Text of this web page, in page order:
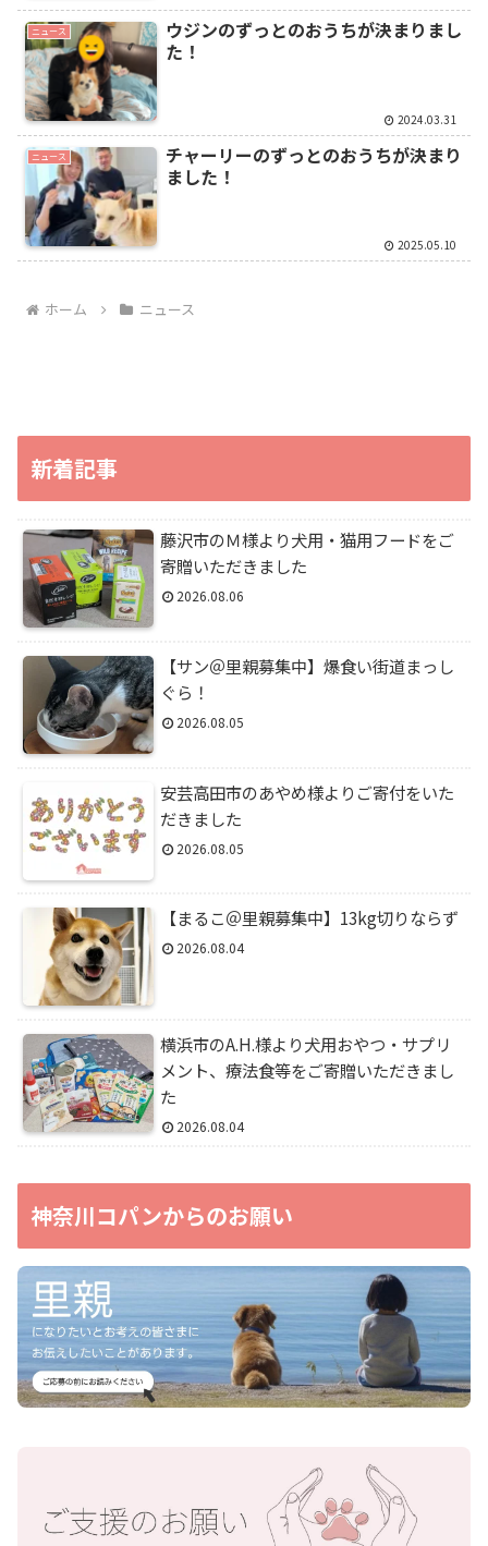
ニュース
ウジンのずっとのおうちが決まりまし
た！
2024.03.31
ニュース
チャーリーのずっとのおうちが決まり
ました！
2025.05.10
ホーム ニュース
新着記事
藤沢市のＭ様より犬用・猫用フードをご
寄贈いただきました
2026.08.06
【サン＠里親募集中】爆食い街道まっし
ぐら！
2026.08.05
安芸高田市のあやめ様よりご寄付をいた
だきました
2026.08.05
【まるこ＠里親募集中】13kg切りならず
2026.08.04
横浜市のA.H.様より犬用おやつ・サプリ
メント、療法食等をご寄贈いただきまし
た
2026.08.04
神奈川コパンからのお願い